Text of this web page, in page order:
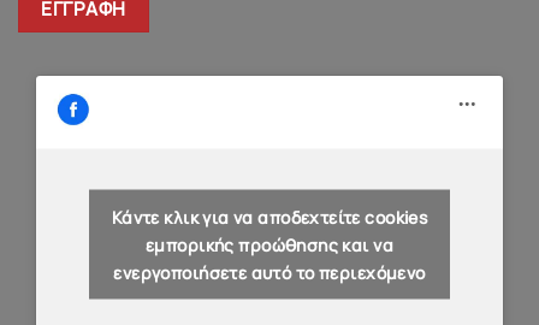
Κάντε κλικ για να αποδεχτείτε cookies
εμπορικής προώθησης και να
ενεργοποιήσετε αυτό το περιεχόμενο